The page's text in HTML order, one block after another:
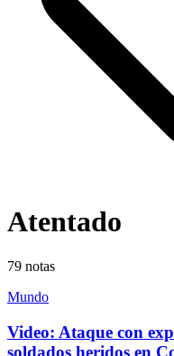
Atentado
79 notas
Mundo
Video: Ataque con
soldados heridos en